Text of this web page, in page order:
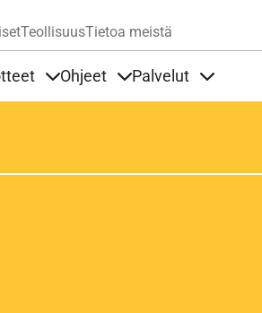
TeollisuusTietoa meistä
Ohjeet Palvelut